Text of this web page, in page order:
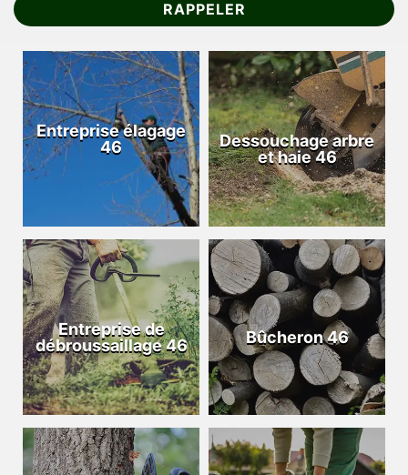
Entreprise élagage
46
Dessouchage arbre
et haie 46
Entreprise de
débroussaillage 46
Bûcheron 46